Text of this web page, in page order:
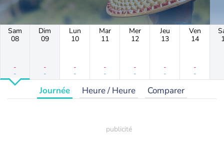
Sam
08
-
-
Dim
09
-
-
Lun
10
-
-
Mar
11
-
-
Mer
12
-
-
Jeu
13
-
-
Ven
14
-
-
Journée Heure / Heure Comparer